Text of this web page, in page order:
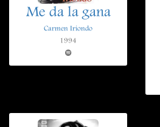
Me da la gana
Carmen Iriondo
1994